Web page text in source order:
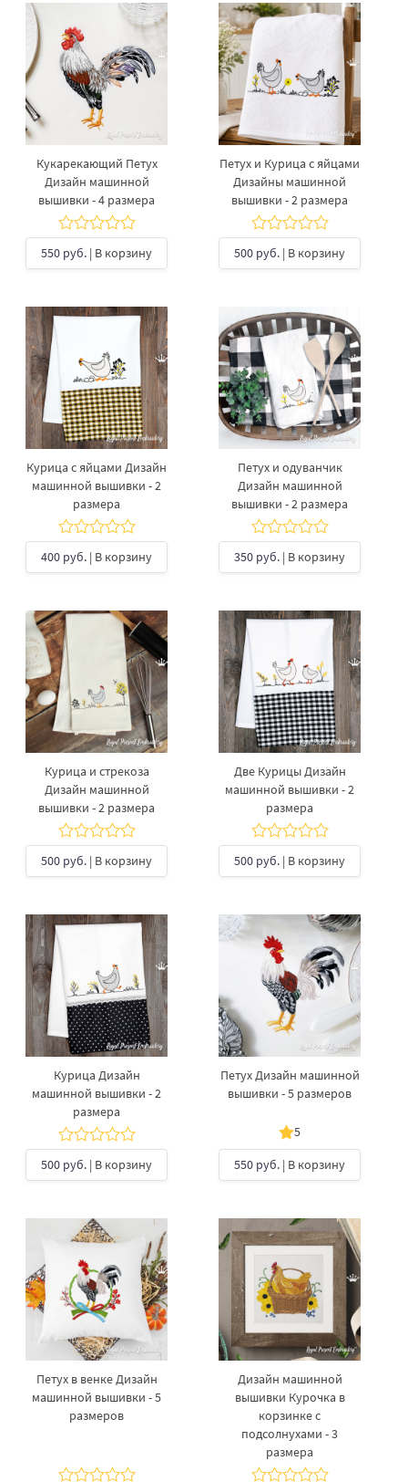
Кукарекающий Петух
Дизайн машинной
вышивки - 4 размера
550 руб. | В корзину
Петух и Курица с яйцами
Дизайны машинной
вышивки - 2 размера
500 руб. | В корзину
Курица с яйцами Дизайн
машинной вышивки - 2
размера
400 руб. | В корзину
Петух и одуванчик
Дизайн машинной
вышивки - 2 размера
350 руб. | В корзину
Курица и стрекоза
Дизайн машинной
вышивки - 2 размера
500 руб. | В корзину
Две Курицы Дизайн
машинной вышивки - 2
размера
500 руб. | В корзину
Курица Дизайн
машинной вышивки - 2
размера
500 руб. | В корзину
Петух Дизайн машинной
вышивки - 5 размеров
5
550 руб. | В корзину
Петух в венке Дизайн
машинной вышивки - 5
размеров
Дизайн машинной
вышивки Курочка в
корзинке с
подсолнухами - 3
размера